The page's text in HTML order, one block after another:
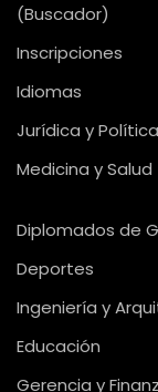
(Buscador)
Inscripciones
Idiomas
Jurídica y Política
Medicina y Salud
Diplomados de
Deportes
Ingeniería y
Educación
Gerencia y